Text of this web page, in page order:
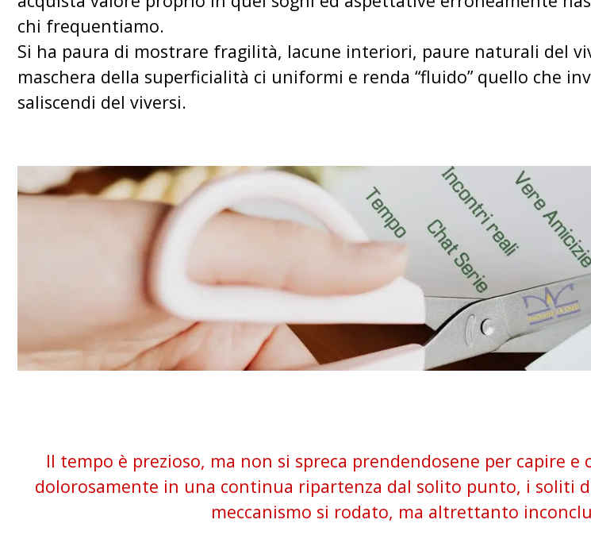
chi frequentiamo.
Si ha paura di mostrare fragilità, lacune interiori, paure naturali del
maschera della superficialità ci uniformi e renda “fluido” quello che
saliscendi del viversi.
Il tempo è prezioso, ma non si spreca prendendosene per capire e
dolorosamente in una continua ripartenza dal solito punto, i soliti
meccanismo si rodato, ma altrettanto